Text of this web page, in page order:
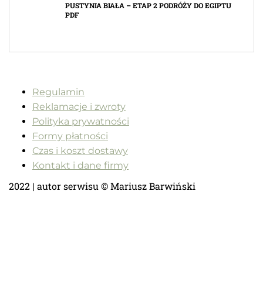
PUSTYNIA BIAŁA – ETAP 2 PODRÓŻY DO EGIPTU
PDF
Regulamin
Reklamacje i zwroty
Polityka prywatności
Formy płatności
Czas i koszt dostawy
Kontakt i dane firmy
2022 | autor serwisu © Mariusz Barwiński